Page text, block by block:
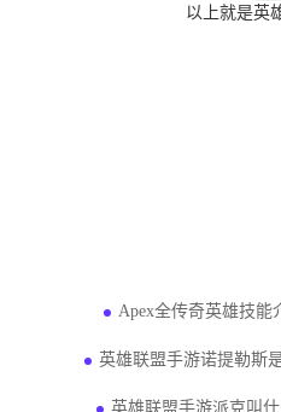
以上就是英
Apex全传奇英雄技能
英雄联盟手游诺提勒斯
英雄联盟手游派克叫